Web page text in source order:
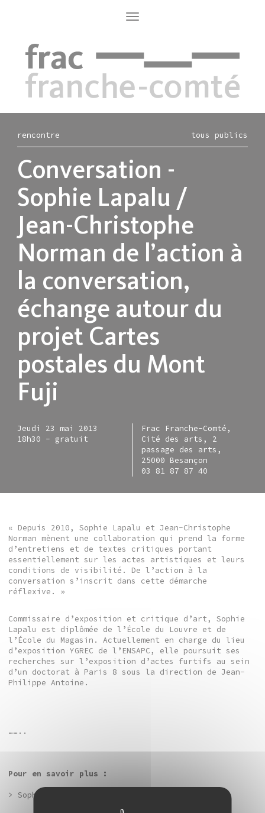
Toggle
navigation
rencontre tous publics
Conversation -
Sophie Lapalu /
Jean-Christophe
Norman de l’action à
la conversation,
échange autour du
projet Cartes
postales du Mont
Fuji
Jeudi 23 mai 2013
18h30 - gratuit
Frac Franche-Comté,
Cité des arts, 2
passage des arts,
25000 Besançon
03 81 87 87 40
« Depuis 2010, Sophie Lapalu et Jean-Christophe
Norman mènent une collaboration qui prend la forme
d’entretiens et de textes critiques portant
essentiellement sur les actes artistiques et leurs
conditions de visibilité. De l’action à la
conversation s’inscrit dans cette démarche
réflexive. »
Commissaire d’exposition et critique d’art, Sophie
Lapalu est diplômée de l’École du Louvre et de
l’École du Magasin. Actuellement en charge du lieu
d’exposition YGREC de l’ENSAPC, elle poursuit ses
recherches sur l’exposition d’actes furtifs au sein
d’un doctorat à Paris 8 sous la direction de Jean-
Philippe Antoine.
……..
Pour en savoir plus :
> Sophie Lapalu :